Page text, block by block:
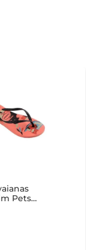
sentirem
em casa,
Pets